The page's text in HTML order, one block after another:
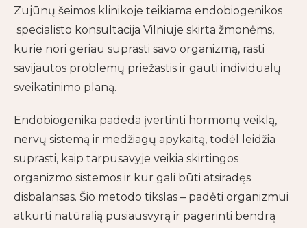
Zujūnų šeimos klinikoje teikiama endobiogenikos
specialisto konsultacija Vilniuje skirta žmonėms,
kurie nori geriau suprasti savo organizmą, rasti
savijautos problemų priežastis ir gauti individualų
sveikatinimo planą.
Endobiogenika padeda įvertinti hormonų veiklą,
nervų sistemą ir medžiagų apykaitą, todėl leidžia
suprasti, kaip tarpusavyje veikia skirtingos
organizmo sistemos ir kur gali būti atsiradęs
disbalansas. Šio metodo tikslas – padėti organizmui
atkurti natūralią pusiausvyrą ir pagerinti bendrą